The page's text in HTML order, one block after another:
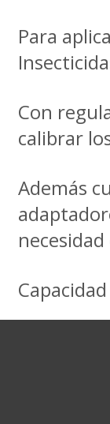
Para
Con
calibrar
Además